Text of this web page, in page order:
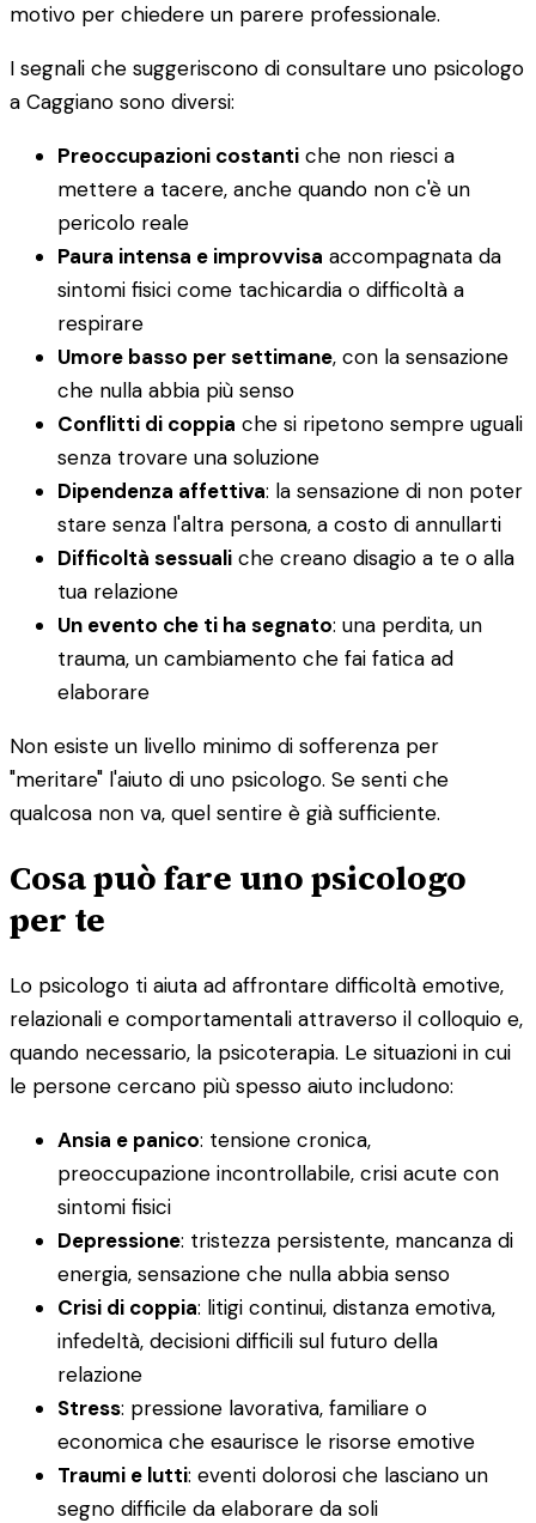
motivo per chiedere un parere professionale.
I segnali che suggeriscono di consultare uno psicologo
a Caggiano sono diversi:
Preoccupazioni costanti che non riesci a
mettere a tacere, anche quando non c'è un
pericolo reale
Paura intensa e improvvisa accompagnata da
sintomi fisici come tachicardia o difficoltà a
respirare
Umore basso per settimane, con la sensazione
che nulla abbia più senso
Conflitti di coppia che si ripetono sempre uguali
senza trovare una soluzione
Dipendenza affettiva: la sensazione di non poter
stare senza l'altra persona, a costo di annullarti
Difficoltà sessuali che creano disagio a te o alla
tua relazione
Un evento che ti ha segnato: una perdita, un
trauma, un cambiamento che fai fatica ad
elaborare
Non esiste un livello minimo di sofferenza per
"meritare" l'aiuto di uno psicologo. Se senti che
qualcosa non va, quel sentire è già sufficiente.
Cosa può fare uno psicologo
per te
Lo psicologo ti aiuta ad affrontare difficoltà emotive,
relazionali e comportamentali attraverso il colloquio e,
quando necessario, la psicoterapia. Le situazioni in cui
le persone cercano più spesso aiuto includono:
Ansia e panico: tensione cronica,
preoccupazione incontrollabile, crisi acute con
sintomi fisici
Depressione: tristezza persistente, mancanza di
energia, sensazione che nulla abbia senso
Crisi di coppia: litigi continui, distanza emotiva,
infedeltà, decisioni difficili sul futuro della
relazione
Stress: pressione lavorativa, familiare o
economica che esaurisce le risorse emotive
Traumi e lutti: eventi dolorosi che lasciano un
segno difficile da elaborare da soli